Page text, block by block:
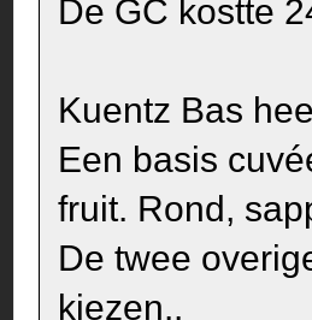
De GC kostte
Kuentz Bas
Een basis
fruit. Rond,
De twee
kiezen..